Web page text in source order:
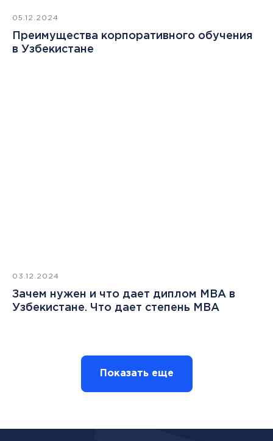
05.12.2024
Преимущества корпоративного обучения
в Узбекистане
03.12.2024
Зачем нужен и что дает диплом MBA в
Узбекистане. Что дает степень MBA
Показать еще
Политика обработки персональных данных